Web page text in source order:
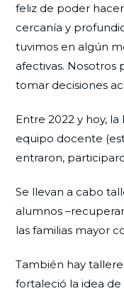
feliz de poder
cercanía y
tuvimos en algún
afectivas. Nosotros
tomar decisiones
Entre 2022 y hoy,
equipo docente
entraron,
Se llevan a cabo
alumnos
las familias mayor
También hay
fortaleció la idea de